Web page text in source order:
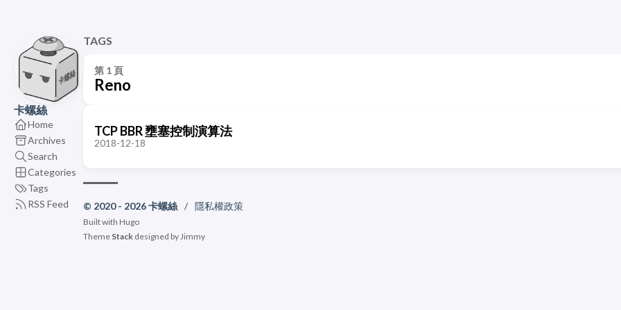
卡螺絲
Home
Archives
Search
Categories
Tags
RSS Feed
TAGS
第 1 頁
Reno
TCP BBR 壅塞控制演算法
2018-12-18
© 2020 - 2026 卡螺絲 / 隱私權政策
Built with Hugo
Theme Stack designed byJimmy